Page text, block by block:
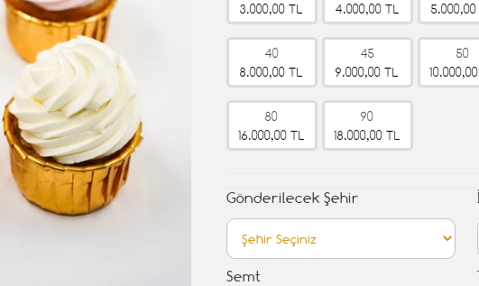
3.000,00 TL
4.000,00 TL
5.000,00
40
8.000,00 TL
45
9.000,00 TL
50
10.000,00
80
16.000,00 TL
90
18.000,00 TL
Gönderilecek Şehir
Semt